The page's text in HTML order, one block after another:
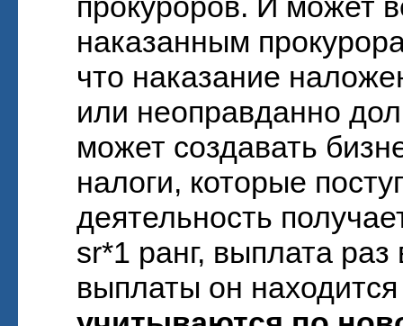
наказанным
что наказание
или неоправданно
может создавать
налоги, которые
деятельность
sr*1 ранг, выплата
выплаты он